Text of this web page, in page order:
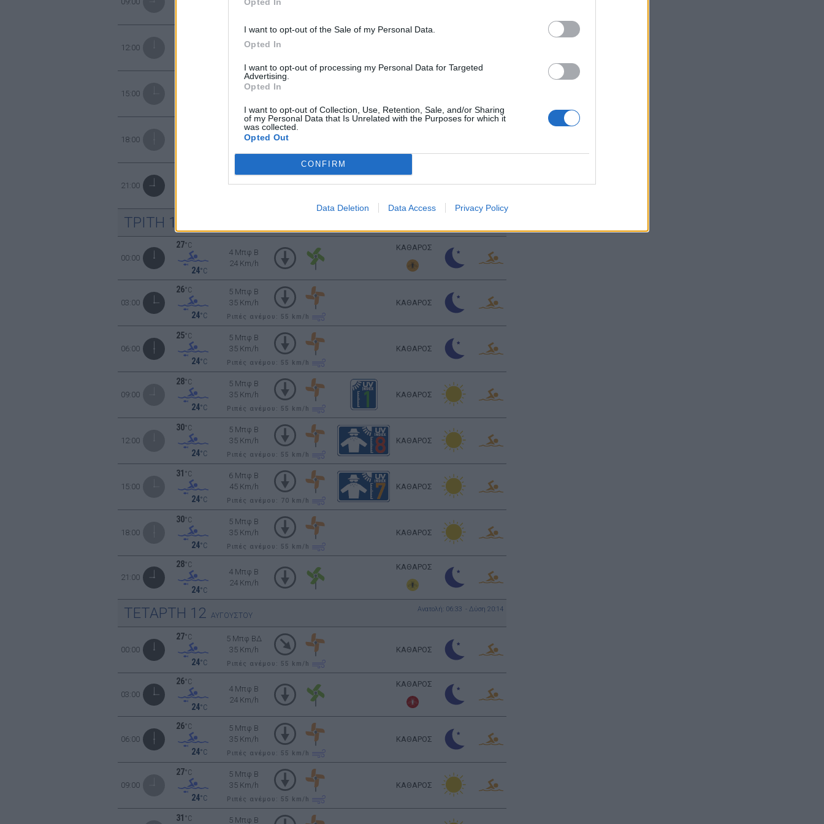
I want to opt-out of the Sale of my Personal Data.
Opted In
I want to opt-out of processing my Personal Data for Targeted
Advertising.
Opted In
I want to opt-out of Collection, Use, Retention, Sale, and/or Sharing
of my Personal Data that Is Unrelated with the Purposes for which it
was collected.
Opted Out
CONFIRM
Data Deletion Data Access Privacy Policy
12:00
35 Km/h
15:00
5 Μπφ B
35 Km/h
Ριπές ανέμου: 55km/h
18:00
5 Μπφ B
35 Km/h
Ριπές ανέμου: 55km/h
21:00
5 Μπφ B
35 Km/h
ΚΑΘΑΡΟΣ
ΤΡΙΤΗ 11
00:00
27°C
24°C
4 Μπφ B
24 Km/h
ΚΑΘΑΡΟΣ
03:00
26°C
24°C
5 Μπφ B
35 Km/h
Ριπές ανέμου: 55 km/h
ΚΑΘΑΡΟΣ
06:00
25°C
24°C
5 Μπφ B
35 Km/h
Ριπές ανέμου: 55 km/h
ΚΑΘΑΡΟΣ
09:00
28°C
24°C
5 Μπφ B
35 Km/h
Ριπές ανέμου: 55 km/h
ΚΑΘΑΡΟΣ
12:00
30°C
24°C
5 Μπφ B
35 Km/h
Ριπές ανέμου: 55 km/h
ΚΑΘΑΡΟΣ
15:00
31 °C
24°C
6 Μπφ B
45 Km/h
Ριπές ανέμου: 70 km/h
ΚΑΘΑΡΟΣ
18:00
30°C
24°C
5 Μπφ B
35 Km/h
Ριπές ανέμου: 55 km/h
ΚΑΘΑΡΟΣ
21:00
28°C
24°C
4 Μπφ B
24 Km/h
ΚΑΘΑΡΟΣ
ΤΕΤΑΡΤΗ 12 ΑΥΓΟΥΣΤΟΥ
Ανατολή: 06:33 - Δύση 20:14
00:00
27°C
24°C
5 Μπφ ΒΔ
35 Km/h
Ριπές ανέμου: 55 km/h
ΚΑΘΑΡΟΣ
03:00
26°C
24°C
4 Μπφ B
24 Km/h
ΚΑΘΑΡΟΣ
06:00
26°C
24°C
5 Μπφ B
35 Km/h
Ριπές ανέμου: 55 km/h
ΚΑΘΑΡΟΣ
09:00
27°C
24°C
5 Μπφ B
35 Km/h
Ριπές ανέμου: 55 km/h
ΚΑΘΑΡΟΣ
31 °C 5 Μπφ B